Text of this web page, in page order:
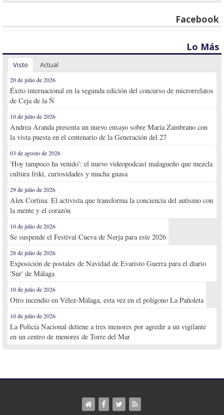
Facebook
Lo Más
Visto Actual
20 de julio de 2026
Éxito internacional en la segunda edición del concurso de microrrelatos
de Ceja de la Ñ
10 de julio de 2026
Andrea Aranda presenta un nuevo ensayo sobre María Zambrano con
la vista puesta en el centenario de la Generación del 27
03 de agosto de 2026
'Hoy tampoco ha venido': el nuevo videopodcast malagueño que mezcla
cultura friki, curiosidades y mucha guasa
29 de julio de 2026
Alex Cortina: El activista que transforma la conciencia del autismo con
la mente y el corazón
10 de julio de 2026
Se suspende el Festival Cueva de Nerja para este 2026
28 de julio de 2026
Exposición de postales de Navidad de Evaristo Guerra para el diario
'Sur' de Málaga
10 de julio de 2026
Otro incendio en Vélez-Málaga, esta vez en el polígono La Pañoleta
10 de julio de 2026
La Policía Nacional detiene a tres menores por agredir a un vigilante
en un centro de menores de Torre del Mar